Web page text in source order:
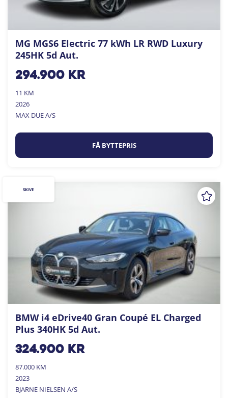
MG MGS6 Electric 77 kWh LR RWD Luxury
245HK 5d Aut.
294.900kr
11 KM
2026
MAX DUE A/S
FÅ BYTTEPRIS
BMW i4 eDrive40 Gran Coupé EL Charged
Plus 340HK 5d Aut.
324.900kr
87.000 KM
2023
BJARNE NIELSEN A/S
SKIVE